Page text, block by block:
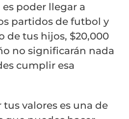
poder llegar a
partidos de futbol y
de tus hijos, $20,000
no significarán nada
cumplir esa
valores es una de